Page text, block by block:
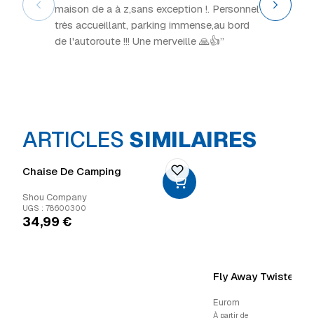
maison de a à z,sans exception !. Personnel
très accueillant, parking immense,au bord
de l'autoroute !!! Une merveille 🙏👍”
ARTICLES SIMILAIRES
Chaise De Camping
Shou Company
UGS : 78600300
34,99 €
Fly Away Twister
Eurom
À partir de